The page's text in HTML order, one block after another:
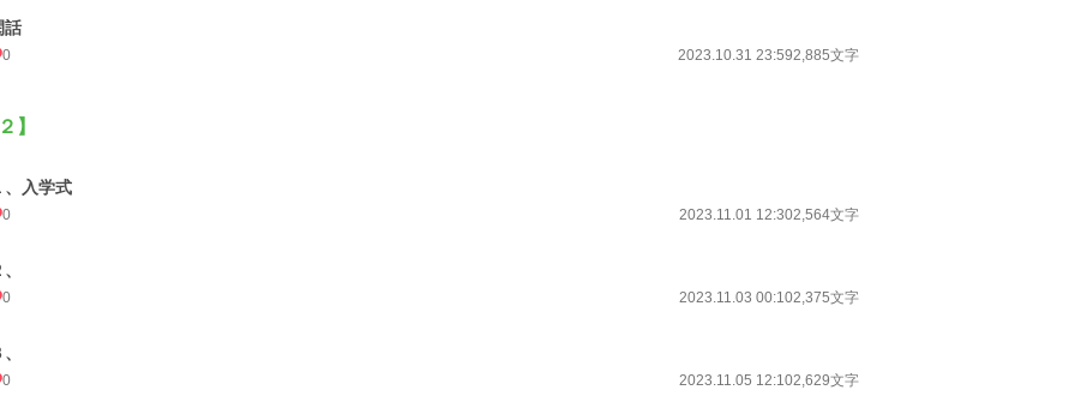
話
0 2023.10.31 23:592,885文字
】
、入学式
0 2023.11.01 12:302,564文字
0 2023.11.03 00:102,375文字
0 2023.11.05 12:102,629文字